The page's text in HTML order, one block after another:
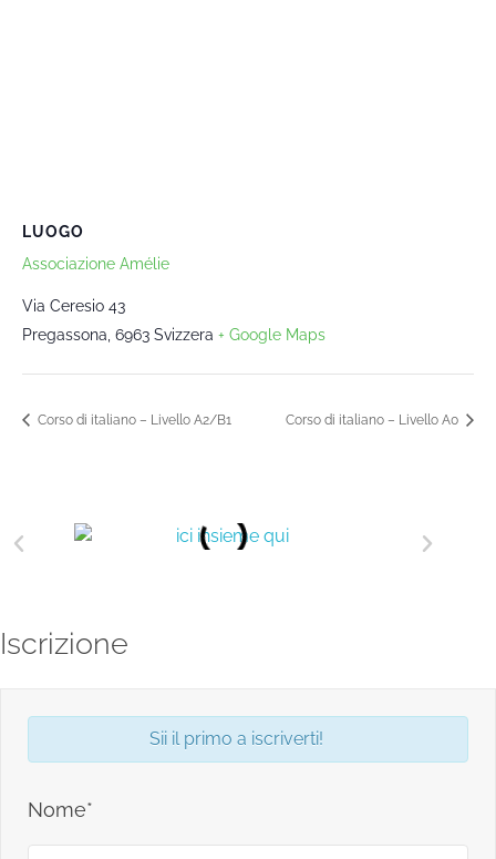
LUOGO
Associazione Amélie
Via Ceresio 43
Pregassona 6963 Svizzera + Google Maps
Corso di italiano – Livello A2/B1 Corso di italiano – Livello A0
Iscrizione
Sii il primo a iscriverti!
Nome*